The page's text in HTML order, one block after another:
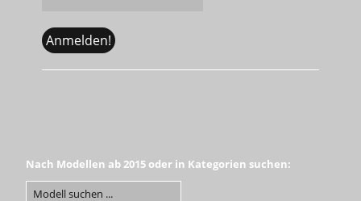
Nach Modellen ab 2015 oder in Kategorien suchen: